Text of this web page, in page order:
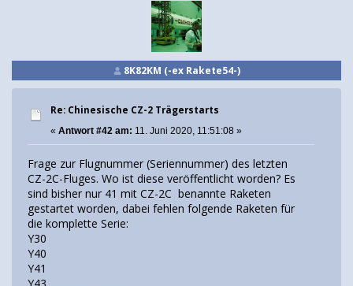
8K82KM (-ex Rakete54-)
Re: Chinesische CZ-2 Trägerstarts
« Antwort #42 am: 11. Juni 2020, 11:51:08 »
Frage zur Flugnummer (Seriennummer) des letzten
CZ-2C-Fluges. Wo ist diese veröffentlicht worden? Es
sind bisher nur 41 mit CZ-2C benannte Raketen
gestartet worden, dabei fehlen folgende Raketen für
die komplette Serie:
Y30
Y40
Y41